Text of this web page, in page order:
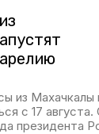
из Махачкалы
с 17
президента